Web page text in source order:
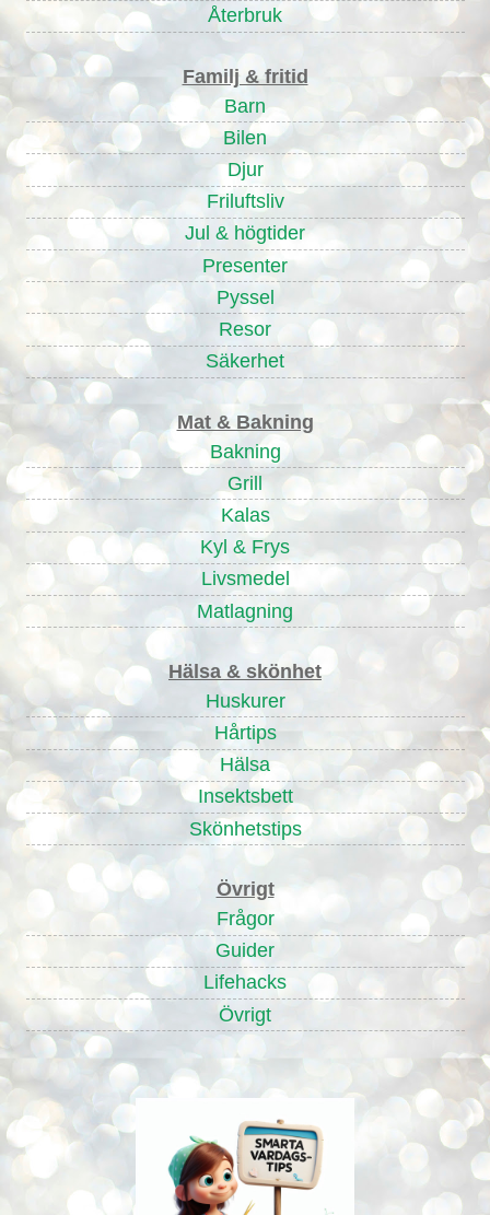
Återbruk
Familj & fritid
Barn
Bilen
Djur
Friluftsliv
Jul & högtider
Presenter
Pyssel
Resor
Säkerhet
Mat & Bakning
Bakning
Grill
Kalas
Kyl & Frys
Livsmedel
Matlagning
Hälsa & skönhet
Huskurer
Hårtips
Hälsa
Insektsbett
Skönhetstips
Övrigt
Frågor
Guider
Lifehacks
Övrigt